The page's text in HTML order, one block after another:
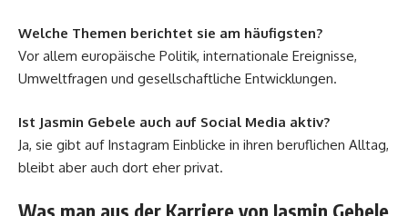
Welche Themen berichtet sie am häufigsten?
Vor allem europäische Politik, internationale Ereignisse,
Umweltfragen und gesellschaftliche Entwicklungen.
Ist Jasmin Gebele auch auf Social Media aktiv?
Ja, sie gibt auf Instagram Einblicke in ihren beruflichen Alltag,
bleibt aber auch dort eher privat.